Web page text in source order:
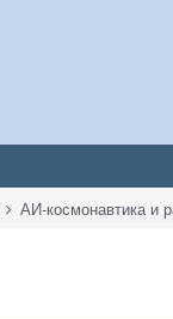
АИ-космонавтика и